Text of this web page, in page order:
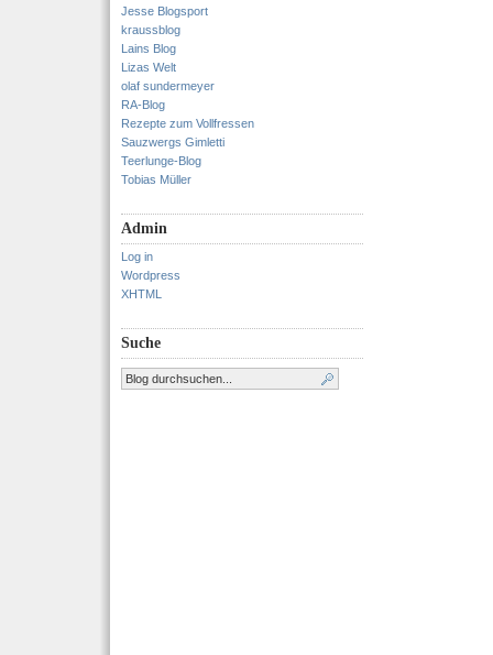
Jesse Blogsport
kraussblog
Lains Blog
Lizas Welt
olaf sundermeyer
RA-Blog
Rezepte zum Vollfressen
Sauzwergs Gimletti
Teerlunge-Blog
Tobias Müller
Admin
Log in
Wordpress
XHTML
Suche